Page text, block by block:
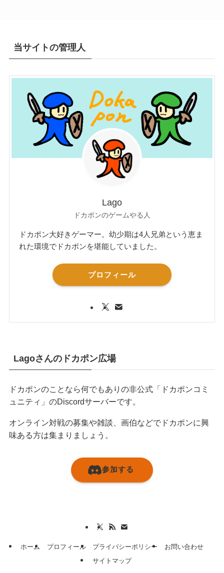
当サイトの管理人
Lago
ドカポンのゲームやる人
ドカポン大好きゲーマー。幼少期は4人兄弟という恵ま
れた環境でドカポンを堪能していました。
プロフィール
Lagoさんのドカポン広場
ドカポンのことなら何でもありの非公式「ドカポンコミ
ュニティ」のDiscordサーバーです。
オンライン対戦の募集や雑談、画伯などでドカポンに興
味ある方は集まりましょう。
参加する
ホーム プロフィール プライバシーポリシー
お問い合わせ
サイトマップ